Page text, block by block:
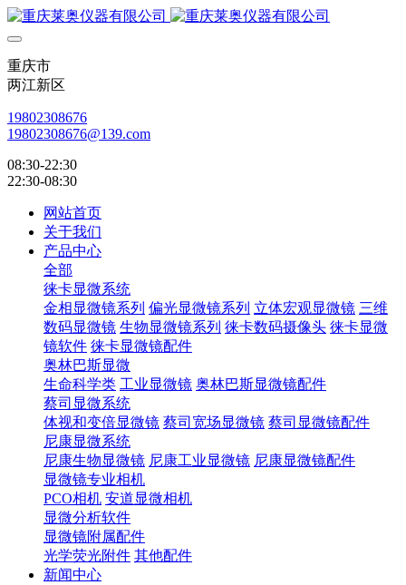
重庆市
两江新区
19802308676
19802308676@139.com
08:30-22:30
22:30-08:30
网站首页
关于我们
产品中心
全部
徕卡显微系统
金相显微镜系列 偏光显微镜系列 立体宏观显微镜 三维
数码显微镜 生物显微镜系列 徕卡数码摄像头 徕卡显微
镜软件 徕卡显微镜配件
奥林巴斯显微
生命科学类 工业显微镜 奥林巴斯显微镜配件
蔡司显微系统
体视和变倍显微镜 蔡司宽场显微镜 蔡司显微镜配件
尼康显微系统
尼康生物显微镜 尼康工业显微镜 尼康显微镜配件
显微镜专业相机
PCO相机 安道显微相机
显微分析软件
显微镜附属配件
光学荧光附件 其他配件
新闻中心